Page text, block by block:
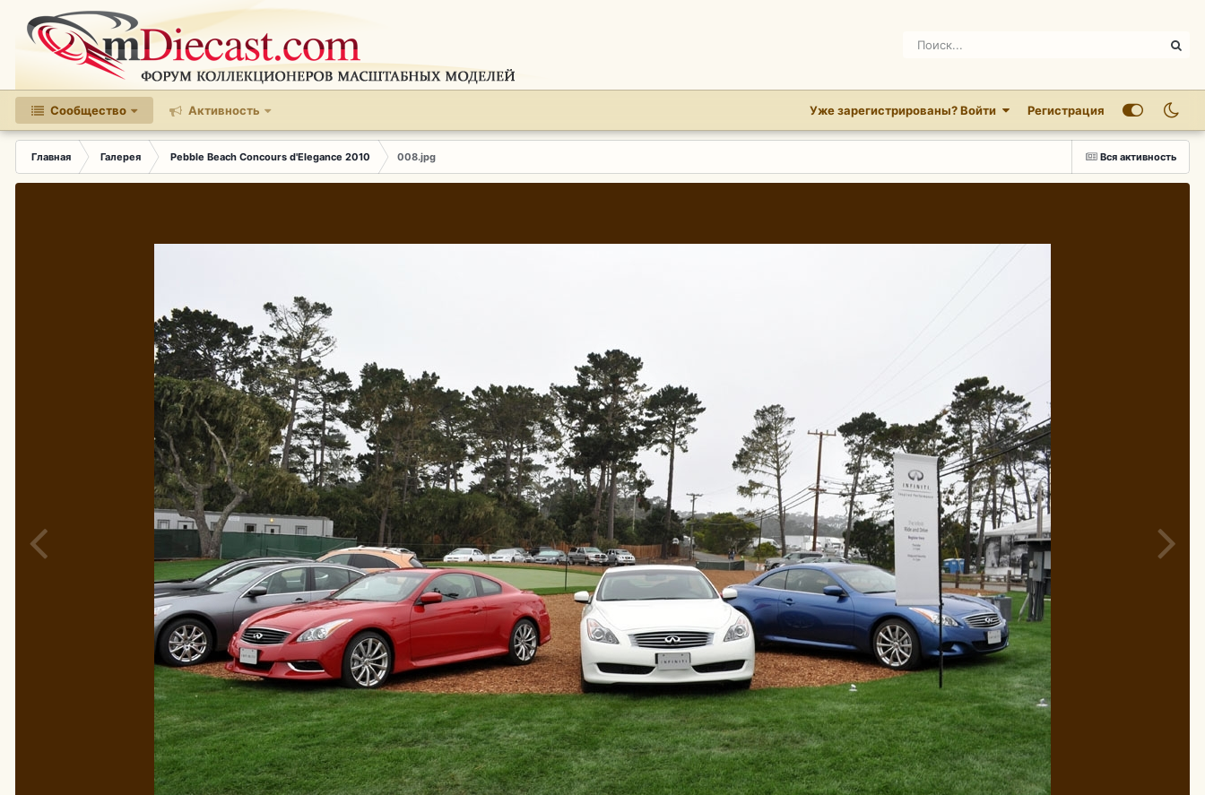
Сообщество Активность Уже зарегистрированы? Войти Регистрация
Вся активность
Главная Галерея Pebble Beach Concours d'Elegance 2010 008.jpg